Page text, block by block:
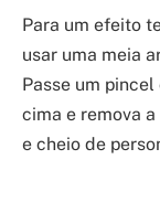
Para um efeito
usar uma meia
Passe um
cima e remova
e cheio de